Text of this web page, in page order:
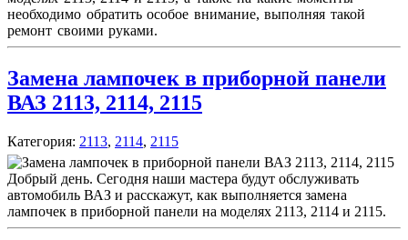
необходимо обратить особое внимание, выполняя такой
ремонт своими руками.
Замена лампочек в приборной панели
ВАЗ 2113, 2114, 2115
Категория: 2113, 2114, 2115
Добрый день. Сегодня наши мастера будут обслуживать
автомобиль ВАЗ и расскажут, как выполняется замена
лампочек в приборной панели на моделях 2113, 2114 и 2115.